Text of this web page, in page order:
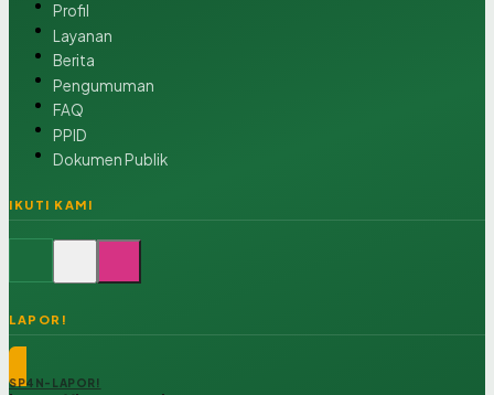
Profil
Layanan
Berita
Pengumuman
FAQ
PPID
Dokumen Publik
IKUTI KAMI
LAPOR!
SP4N-LAPOR!